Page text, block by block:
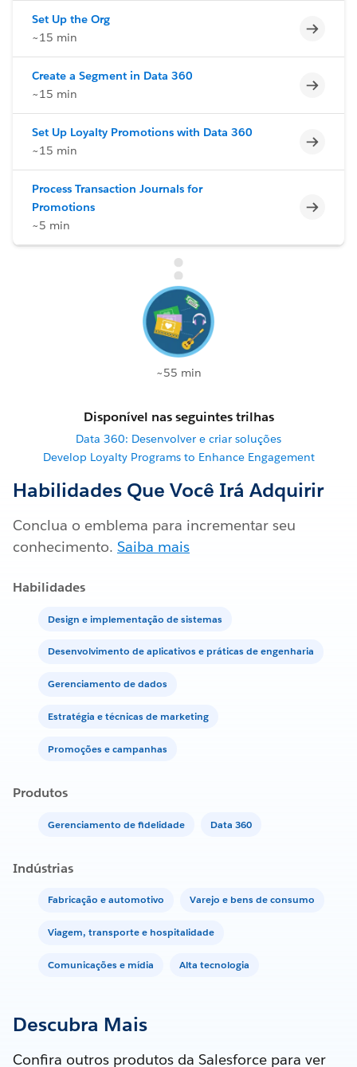
Set Up the Org
~15 min
Create a Segment in Data 360
~15 min
Set Up Loyalty Promotions with Data 360
~15 min
Process Transaction Journals for
Promotions
~5 min
~55 min
Disponível nas seguintes trilhas
Data 360: Desenvolver e criar soluções
Develop Loyalty Programs to Enhance Engagement
Habilidades Que Você Irá Adquirir
Conclua o emblema para incrementar seu
conhecimento. Saiba mais
Habilidades
Design e implementação de sistemas
Desenvolvimento de aplicativos e práticas de engenharia
Gerenciamento de dados
Estratégia e técnicas de marketing
Promoções e campanhas
Produtos
Gerenciamento de fidelidade Data 360
Indústrias
Fabricação e automotivo Varejo e bens de consumo
Viagem, transporte e hospitalidade
Comunicações e mídia Alta tecnologia
Descubra Mais
Confira outros produtos da Salesforce para ver